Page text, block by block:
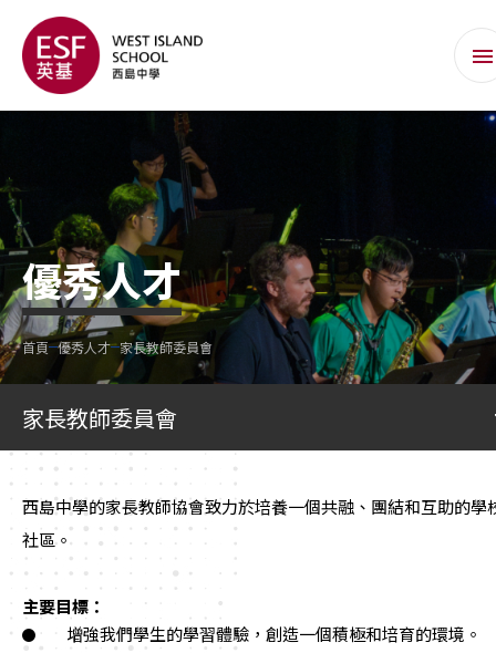
優秀人才
首頁 優秀人才 家長教師委員會
家長教師委員會
西島中學的家長教師協會致力於培養一個共融、團結和互助的學
社區。
主要目標：
增強我們學生的學習體驗，創造一個積極和培育的環境。